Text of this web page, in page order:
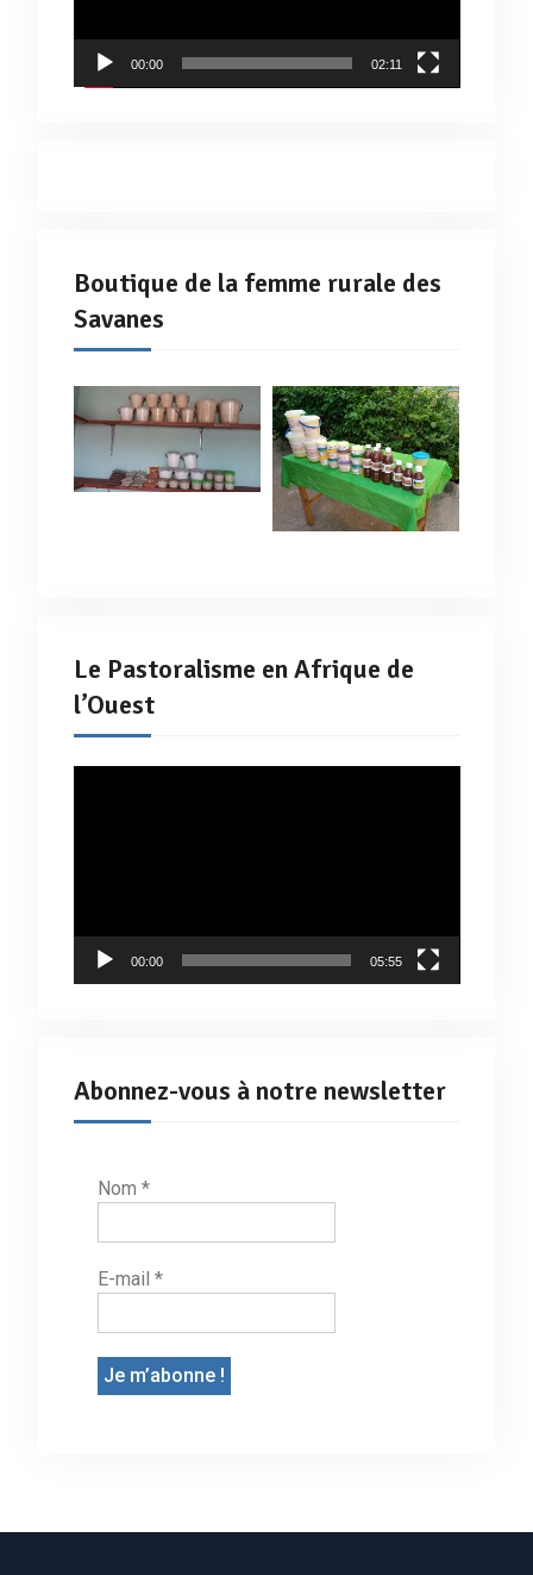
00:00 02:11
Boutique de la femme rurale des
Savanes
Le Pastoralisme en Afrique de
l’Ouest
00:00 05:55
Abonnez-vous à notre newsletter
Nom *
E-mail *